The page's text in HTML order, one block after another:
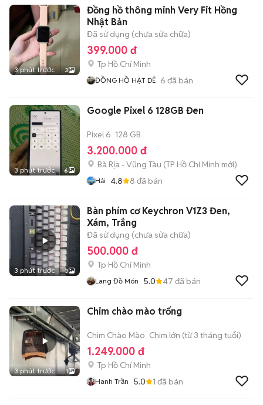
3 phút trước 3
Đồng hồ thông minh Very Fit Hồng
Nhật Bản
Đã sử dụng (chưa sửa chữa)
399.000 đ
Tp Hồ Chí Minh
ĐỒNG HỒ HẠT DẺ 6 đã bán
3 phút trước 6
Google Pixel 6 128GB Đen
Pixel 6 128 GB
3.200.000 đ
Bà Rịa - Vũng Tàu (TP Hồ Chí Minh mới)
Hải 4.8 8 đã bán
3 phút trước 3
Bàn phím cơ Keychron V1Z3 Đen,
Xám, Trắng
Đã sử dụng (chưa sửa chữa)
500.000 đ
Tp Hồ Chí Minh
Lang Đồ Món 5.0 47 đã bán
3 phút trước 1
Chim chào mào trống
Chim Chào Mào Chim lớn (từ 3 tháng tuổi)
1.249.000 đ
Tp Hồ Chí Minh
Hanh Trần 5.0 1 đã bán